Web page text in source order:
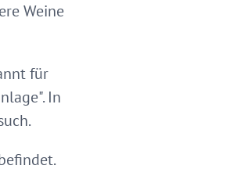
Weine
für
In